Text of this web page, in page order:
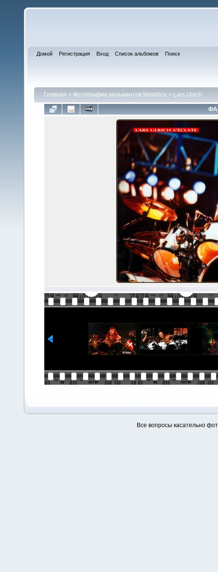
Домой Регистрация Вход Список альбомов Поиск
Главная > Фотографии музыкантов Metallica > Lars Ulrich
Все вопросы касательно